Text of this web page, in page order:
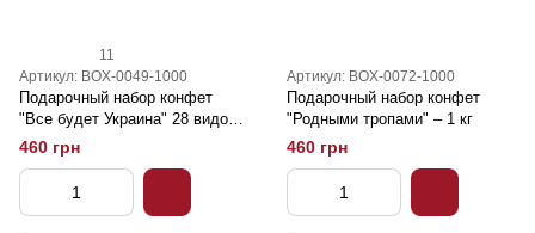
11
Артикул: BOX-0049-1000
Подарочный набор конфет
"Все будет Украина" 28 видов
– 1 кг
460 грн
Артикул: BOX-0072-1000
Подарочный набор конфет
"Родными тропами" – 1 кг
460 грн